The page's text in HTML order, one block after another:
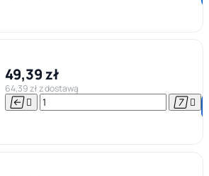
49,39 zł
64,39 zł z dostawą
   